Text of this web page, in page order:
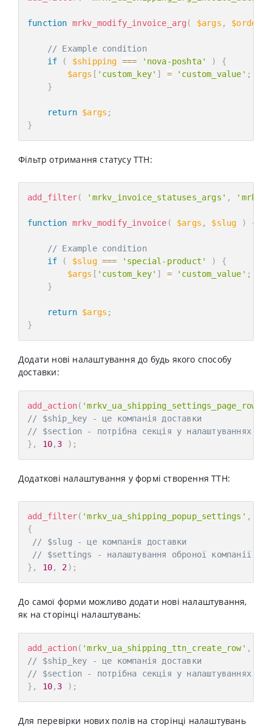
function mrkv_modify_invoice_arg ( $args , $order
// Example condition
if
( $shipping === 'nova-poshta' )
{
$args [ 'custom_key' ] = 'custom_value' ;
}
return $args ;
}
Фільтр отримання статусу ТТН:
add_filter( 'mrkv_invoice_statuses_args' ,
function mrkv_modify_invoice ( $args , $slug ) {
// Example condition
if
( $slug === 'special-product' )
{
$args [ 'custom_key' ] = 'custom_value' ;
}
return $args ;
}
Додати нові налаштування до будь якого способу
доставки:
add_action( 'mrkv_ua_shipping_settings_page_row'
// $ship_key - це компанія доставки
// $section - потрібна секція у налаштуваннях,
} , 10, 3 ) ;
Додаткові налаштування у формі створення ТТН:
add_filter( 'mrkv_ua_shipping_popup_settings' ,
{
// $slug - це компанія доставки
// $settings - налаштування оброної компанії
} , 10, 2) ;
До самої форми можливо додати нові налаштування,
як на сторінці налаштувань:
add_action( 'mrkv_ua_shipping_ttn_create_row' ,
// $ship_key - це компанія доставки
// $section - потрібна секція у налаштуваннях,
} , 10, 3 ) ;
Для перевірки нових полів на сторінці налаштувань